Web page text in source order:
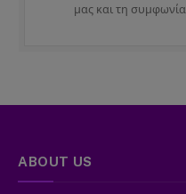
μας και τη συμφωνία
ABOUT US